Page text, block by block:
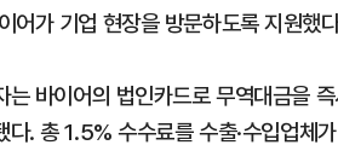
어가 기업 현장을 방문하도록 지원했
바이어의 법인카드로 무역대금을
. 총 1.5% 수수료를 수출·수입업체